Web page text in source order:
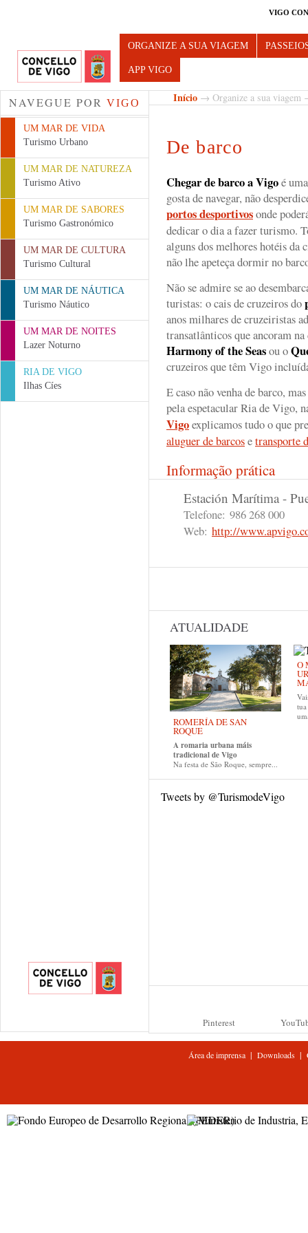
VIGO
Turismo de Vigo
ORGANIZE A SUA VIAGEM
APP VIGO
NAVEGUE POR VIGO
UM MAR DE VIDA
Turismo Urbano
UM MAR DE NATUREZA
Turismo Ativo
UM MAR DE SABORES
Turismo Gastronómico
UM MAR DE CULTURA
Turismo Cultural
UM MAR DE NÁUTICA
Turismo Náutico
UM MAR DE NOITES
Lazer Noturno
RIA DE VIGO
Ilhas Cíes
Início → Organize a sua viagem
De barco
Chegar de barco a Vigoé
gosta de navegar, não
portos desportivosonde
dedicar o dia a fazer turismo.
alguns dos melhores hotéis da
não lhe apeteça dormir no
Não se admire se ao
turistas: o cais de cruzeiros do
anos milhares de cruzeiristas
transatlânticos que ancoram
Harmony of the Seasou o
cruzeiros que têm Vigo
E caso não venha de barco,
pela espetacular Ria de Vigo,
Vigoexplicamos tudo o que
aluguer de barcosetransporte
Informação prática
Estación Marítima -
Telefone: 986 268 000
Web: http://
ATUALIDADE
ROMERÍA DE SAN
ROQUE
A romaria urbana máis
tradicional de Vigo
Na festa de São Roque, sempre...
O
Tweets by @TurismodeVigo
Pinterest
Área de imprensa| Downloads|